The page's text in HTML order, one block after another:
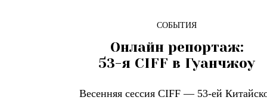
СОБЫТИЯ
Онлайн репортаж:
53-я CIFF в Гуанчжоу
Весенняя сессия CIFF — 53-ей